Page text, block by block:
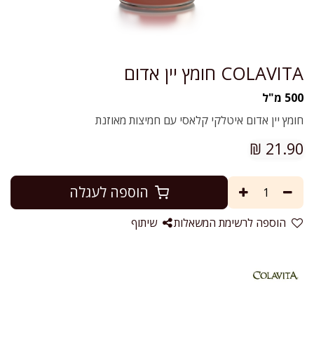
COLAVITA חומץ יין אדום
500 מ"ל
חומץ יין אדום איטלקי קלאסי עם חמיצות מאוזנת
21.90
₪
הוספה לעגלה
הוספה לרשימת המשאלות שיתוף